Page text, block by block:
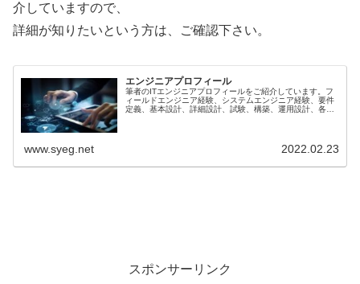
介していますので、
詳細が知りたいという方は、ご確認下さい。
エンジニアプロフィール
筆者のITエンジニアプロフィールをご紹介しています。フ
ィールドエンジニア経験、システムエンジニア経験、要件
定義、基本設計、詳細設計、試験、構築、運用設計、各種
www.syeg.net 2022.02.23
スポンサーリンク